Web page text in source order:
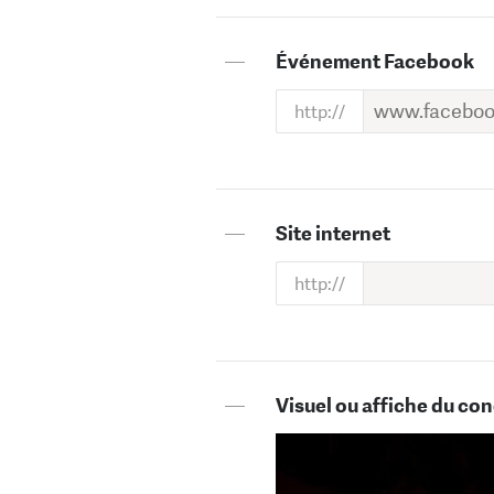
— Événement Facebook
— Site internet
— Visuel ou affiche du